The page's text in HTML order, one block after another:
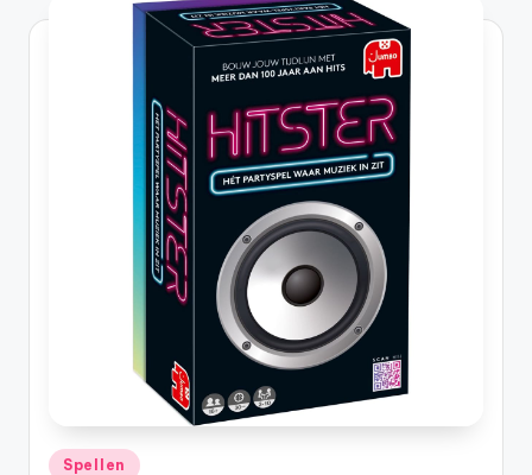
Geplaatst
Spellen